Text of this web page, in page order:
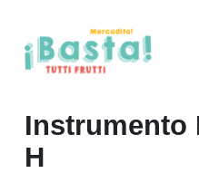
Instrumento
H